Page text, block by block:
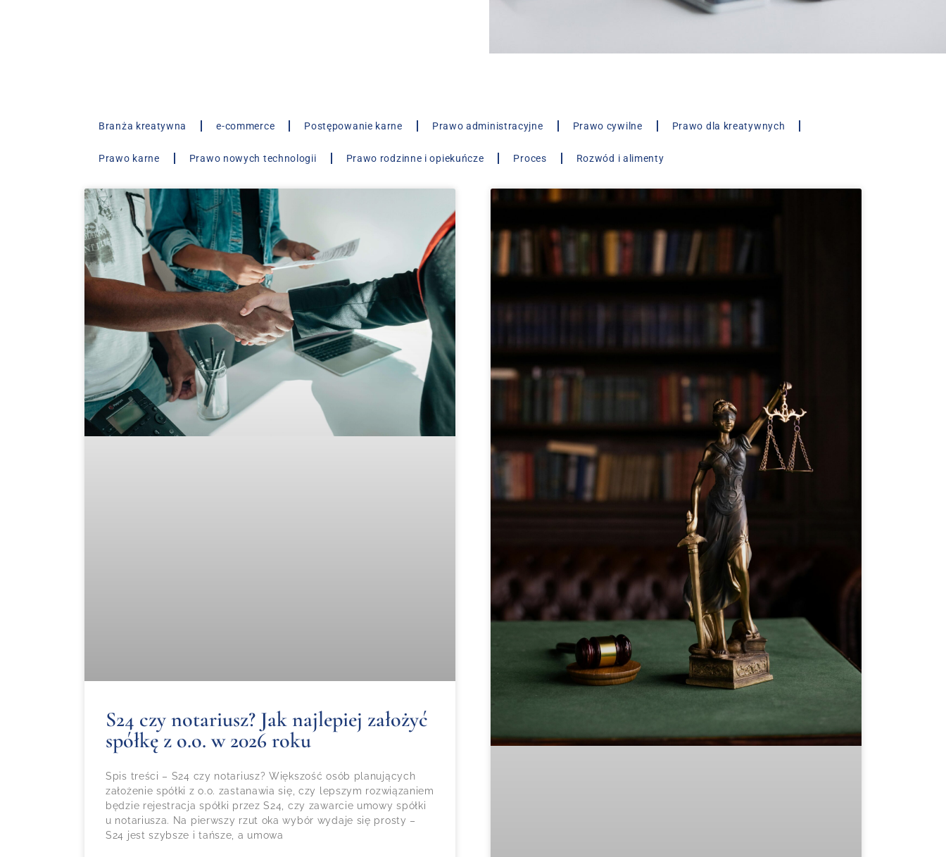
Branża kreatywna e-commerce Postępowanie karne Prawo administracyjne Prawo cywilne Prawo dla kreatywnych
Prawo karne Prawo nowych technologii Prawo rodzinne i opiekuńcze Proces Rozwód i alimenty
S24 czy notariusz? Jak najlepiej założyć
spółkę z o.o. w 2026 roku
Spis treści – S24 czy notariusz? Większość osób planujących
założenie spółki z o.o. zastanawia się, czy lepszym rozwiązaniem
będzie rejestracja spółki przez S24, czy zawarcie umowy spółki
u notariusza. Na pierwszy rzut oka wybór wydaje się prosty –
S24 jest szybsze i tańsze, a umowa